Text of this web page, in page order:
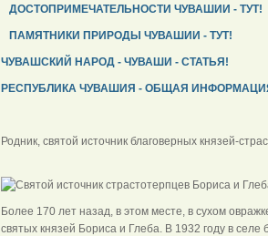
ДОСТОПРИМЕЧАТЕЛЬНОСТИ ЧУВАШИИ - ТУТ!
ПАМЯТНИКИ ПРИРОДЫ ЧУВАШИИ - ТУТ!
ЧУВАШСКИЙ НАРОД - ЧУВАШИ - СТАТЬЯ!
РЕСПУБЛИКА ЧУВАШИЯ - ОБЩАЯ
Родник, святой источник благоверных князей-
Более 170 лет назад, в этом месте, в сухом
святых князей Бориса и Глеба. В 1932 году в